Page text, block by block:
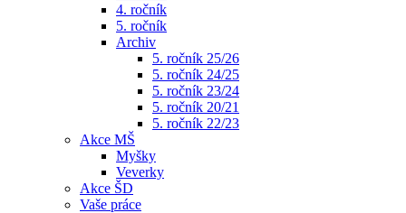
4. ročník
5. ročník
Archiv
5. ročník 25/26
5. ročník 24/25
5. ročník 23/24
5. ročník 20/21
5. ročník 22/23
Akce MŠ
Myšky
Veverky
Akce ŠD
Vaše práce